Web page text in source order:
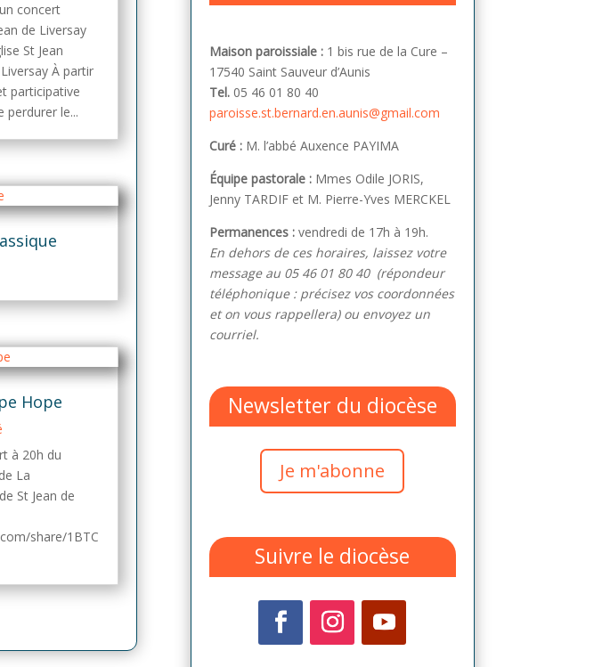
concert
de Liversay
St Jean
À partir
participative
perdurer le...
Hope
à 20h du
La
St Jean de
share/1BTC
Maison paroissiale : 1 bis rue de la Cure –
17540 Saint Sauveur d’Aunis
Tel. 05 46 01 80 40
paroisse.st.bernard.en.aunis@gmail.com
Curé : M. l’abbé Auxence PAYIMA
Équipe pastorale : Mmes Odile JORIS,
Jenny TARDIF et M. Pierre-Yves MERCKEL
Permanences : vendredi de 17h à 19h.
En dehors de ces horaires, laissez votre
message au 05 46 01 80 40 (répondeur
téléphonique : précisez vos coordonnées
et on vous rappellera) ouenvoyez un
courriel.
Newsletter du diocèse
Je m'abonne
Suivre le diocèse